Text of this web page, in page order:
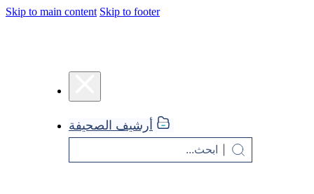
Skip to main content Skip to footer
أرشيف الصحيفة